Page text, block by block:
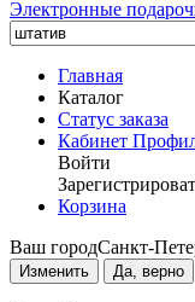
Электронные
Главная
Каталог
Статус заказа
Кабинет
Войти
Корзина
Ваш городСанкт-
Изменить Да, верно